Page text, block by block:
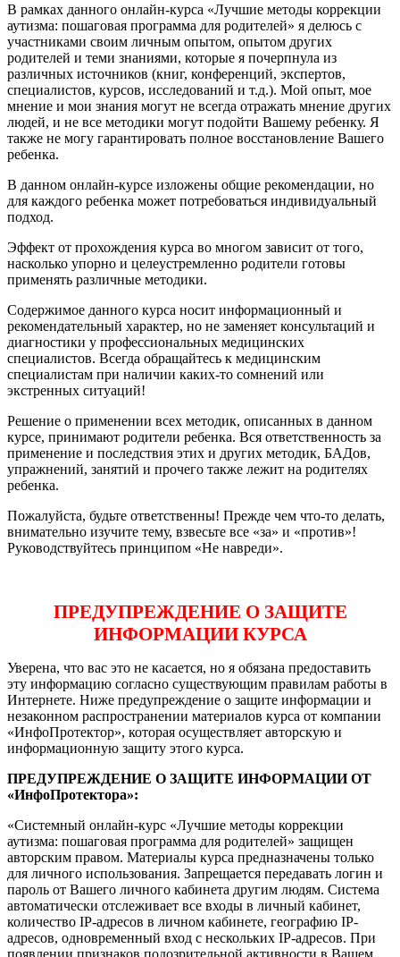
В рамках данного онлайн-курса «Лучшие методы коррекции
аутизма: пошаговая программа для родителей» я делюсь с
участниками своим личным опытом, опытом других
родителей и теми знаниями, которые я почерпнула из
различных источников (книг, конференций, экспертов,
специалистов, курсов, исследований и т.д.). Мой опыт, мое
мнение и мои знания могут не всегда отражать мнение других
людей, и не все методики могут подойти Вашему ребенку. Я
также не могу гарантировать полное восстановление Вашего
ребенка.
В данном онлайн-курсе изложены общие рекомендации, но
для каждого ребенка может потребоваться индивидуальный
подход.
Эффект от прохождения курса во многом зависит от того,
насколько упорно и целеустремленно родители готовы
применять различные методики.
Содержимое данного курса носит информационный и
рекомендательный характер, но не заменяет консультаций и
диагностики у профессиональных медицинских
специалистов. Всегда обращайтесь к медицинским
специалистам при наличии каких-то сомнений или
экстренных ситуаций!
Решение о применении всех методик, описанных в данном
курсе, принимают родители ребенка. Вся ответственность за
применение и последствия этих и других методик, БАДов,
упражнений, занятий и прочего также лежит на родителях
ребенка.
Пожалуйста, будьте ответственны! Прежде чем что-то делать,
внимательно изучите тему, взвесьте все «за» и «против»!
Руководствуйтесь принципом «Не навреди».
ПРЕДУПРЕЖДЕНИЕ О ЗАЩИТЕ
ИНФОРМАЦИИ КУРСА
Уверена, что вас это не касается, но я обязана предоставить
эту информацию согласно существующим правилам работы в
Интернете. Ниже предупреждение о защите информации и
незаконном распространении материалов курса от компании
«ИнфоПротектор», которая осуществляет авторскую и
информационную защиту этого курса.
ПРЕДУПРЕЖДЕНИЕ О ЗАЩИТЕ ИНФОРМАЦИИ ОТ
«ИнфоПротектора»:
«Системный онлайн-курс «Лучшие методы коррекции
аутизма: пошаговая программа для родителей» защищен
авторским правом. Материалы курса предназначены только
для личного использования. Запрещается передавать логин и
пароль от Вашего личного кабинета другим людям. Система
автоматически отслеживает все входы в личный кабинет,
количество IP-адресов в личном кабинете, географию IP-
адресов, одновременный вход с нескольких IP-адресов. При
появлении признаков подозрительной активности в Вашем